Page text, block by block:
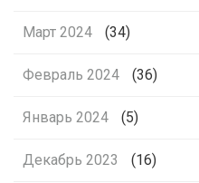
Март 2024 (34)
Февраль 2024 (36)
Январь 2024 (5)
Декабрь 2023 (16)